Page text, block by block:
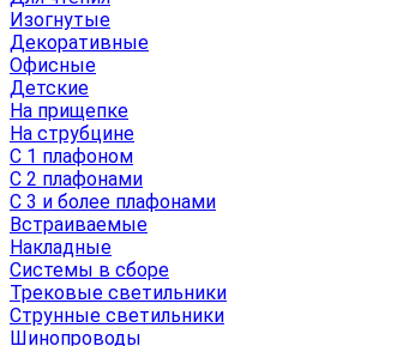
Изогнутые
Декоративные
Офисные
Детские
На прищепке
На струбцине
С 1 плафоном
С 2 плафонами
С 3 и более плафонами
Встраиваемые
Накладные
Системы в сборе
Трековые светильники
Струнные светильники
Шинопроводы